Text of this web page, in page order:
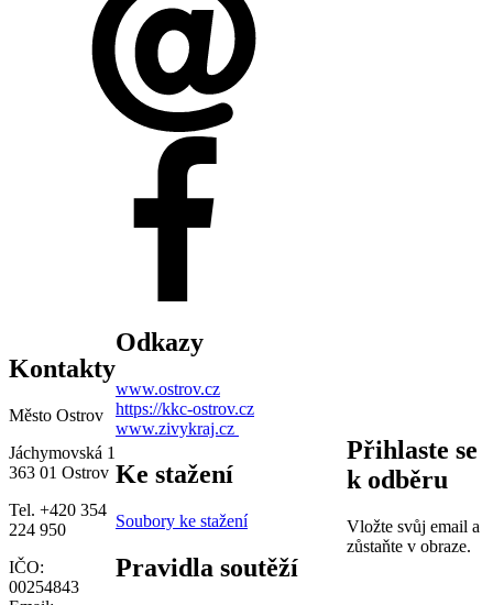
Kontakty
Město Ostrov
Jáchymovská 1
363 01 Ostrov
Tel. +420 354
224 950
IČO:
00254843
Odkazy
www.ostrov.cz
https://kkc-ostrov.cz
www.zivykraj.cz
Ke stažení
Soubory ke stažení
Pravidla soutěží
Přihlaste se
k odběru
Vložte svůj email a
zůstaňte v obraze.